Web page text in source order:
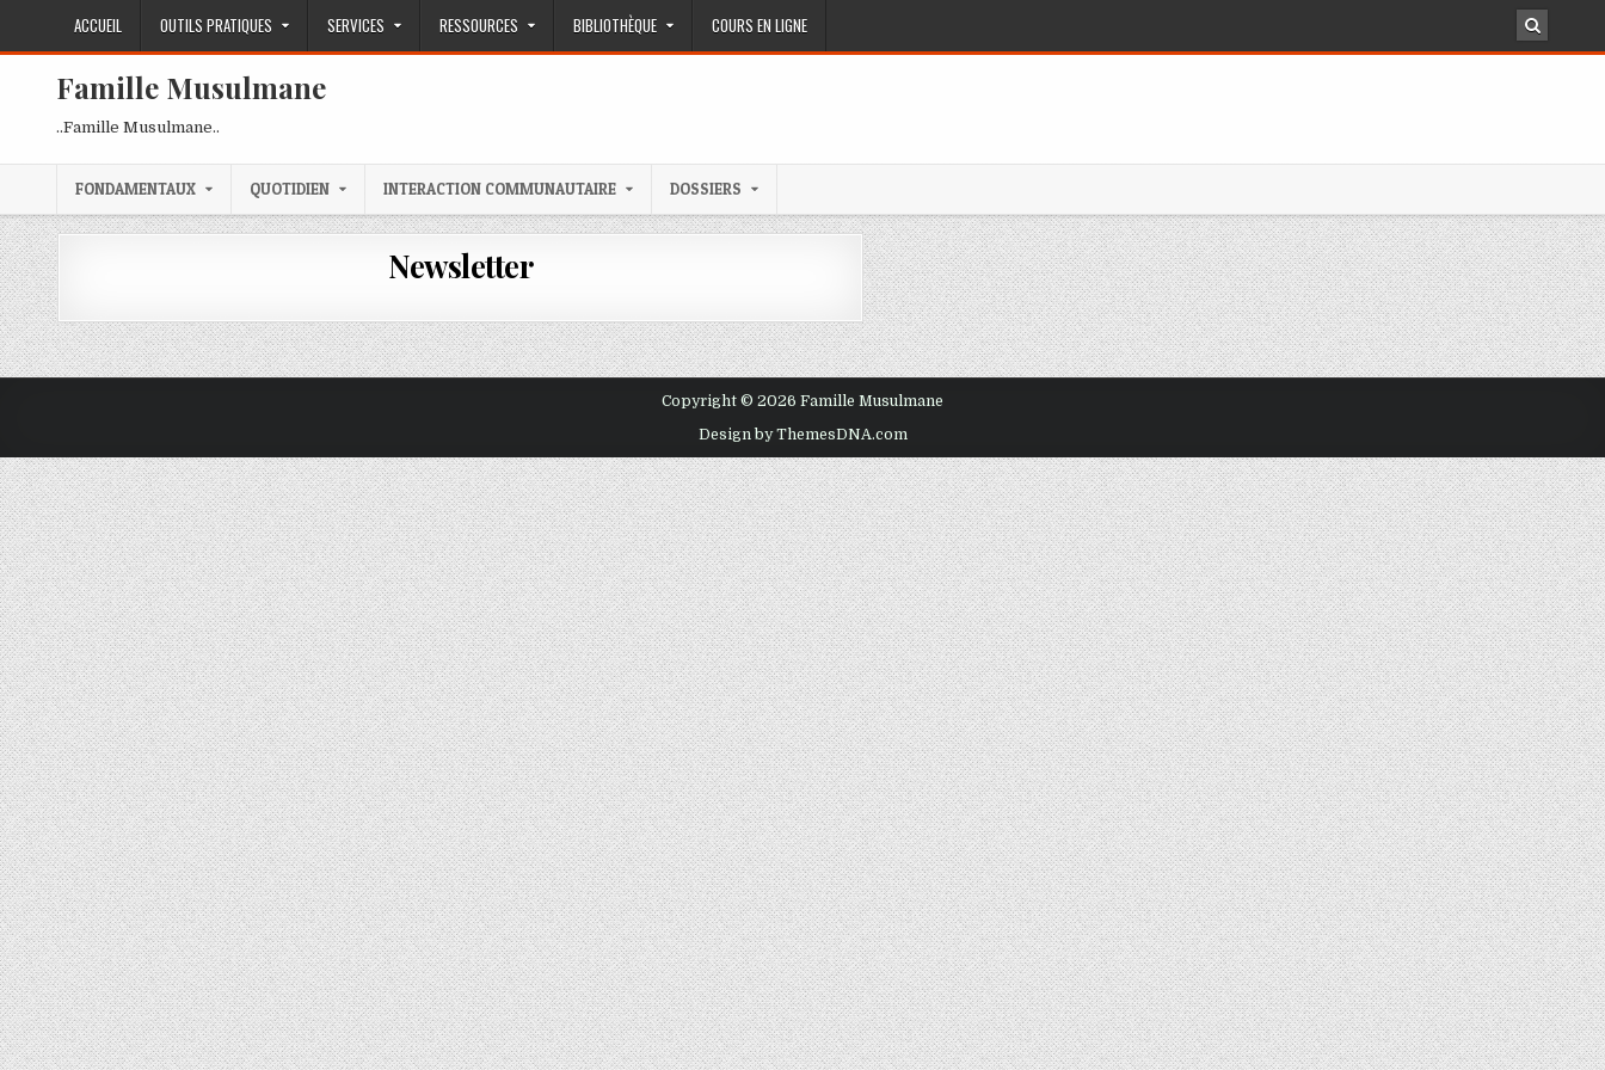
content
ACCUEIL OUTILS PRATIQUES SERVICES RESSOURCES BIBLIOTHÈQUE COURS EN LIGNE
Famille Musulmane
..Famille Musulmane..
FONDAMENTAUX QUOTIDIEN INTERACTION COMMUNAUTAIRE DOSSIERS
Newsletter
Copyright © 2026 Famille Musulmane
Design by ThemesDNA.com